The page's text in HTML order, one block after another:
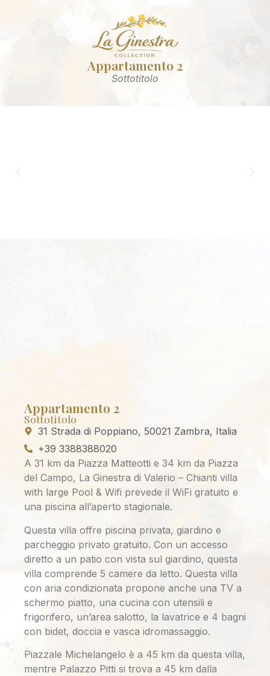
Appartamento 2
Sottotitolo
Appartamento 2
Sottotitolo
31 Strada di Poppiano, 50021 Zambra, Italia
+39 3388388020
A 31 km da Piazza Matteotti e 34 km da Piazza
del Campo, La Ginestra di Valerio – Chianti villa
with large Pool & Wifi prevede il WiFi gratuito e
una piscina all’aperto stagionale.
Questa villa offre piscina privata, giardino e
parcheggio privato gratuito. Con un accesso
diretto a un patio con vista sul giardino, questa
villa comprende 5 camere da letto. Questa villa
con aria condizionata propone anche una TV a
schermo piatto, una cucina con utensili e
frigorifero, un’area salotto, la lavatrice e 4 bagni
con bidet, doccia e vasca idromassaggio.
Piazzale Michelangelo è a 45 km da questa villa,
mentre Palazzo Pitti si trova a 45 km dalla